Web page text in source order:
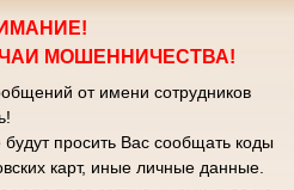
МОШЕННИЧЕСТВА!
от имени сотрудников
просить Вас сообщать коды
карт, иные личные данные.